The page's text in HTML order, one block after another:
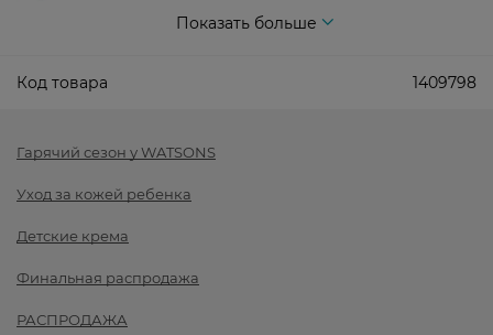
Показать больше
Код товара 1409798
Гарячий сезон у WATSONS
Уход за кожей ребенка
Детские крема
Финальная распродажа
РАСПРОДАЖА